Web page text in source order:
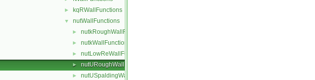
► kqRWallFunctions
▼ nutWallFunctions
► nutkRoughWallFunction
► nutkWallFunction
► nutLowReWallFunction
► nutURoughWallFunction
► nutUSpaldingWallFunction